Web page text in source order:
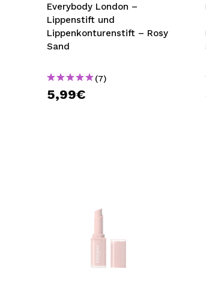
Everybody London –
Lippenstift und
Lippenkonturenstift – Rosy
Sand
(7)
5,99€